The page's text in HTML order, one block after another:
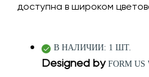
доступна в широком
В НАЛИЧИИ: 1 ШТ.
Designed by FORM